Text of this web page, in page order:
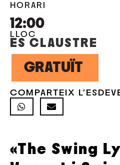
HORARI
12:00
LLOC
ES CLAUSTRE
GRATUÏT
COMPARTEIX
«The Swing